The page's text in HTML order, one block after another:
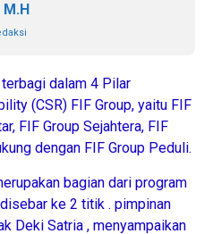
M.H
dalam 4 Pilar
(CSR) FIF Group, yaitu FIF
FIF Group Sejahtera, FIF
dengan FIF Group Peduli.
bagian dari program
ke 2 titik . pimpinan
Deki Satria , menyampaikan